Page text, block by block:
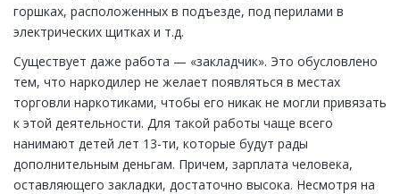
горшках, расположенных в подъезде, под перилами в
электрических щитках и т.д.
Существует даже работа — «закладчик». Это обусловлено
тем, что наркодилер не желает появляться в местах
торговли наркотиками, чтобы его никак не могли привязать
к этой деятельности. Для такой работы чаще всего
нанимают детей лет 13-ти, которые будут рады
дополнительным деньгам. Причем, зарплата человека,
оставляющего закладки, достаточно высока. Несмотря на